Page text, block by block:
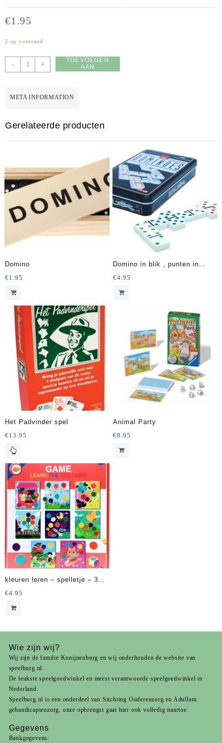
€1.95
2 op voorraad
-
Mikado
Hout
aantal
+
TOEVOEGEN
AAN
META INFORMATION
Gerelateerde producten
Domino
€1.95
Domino in blik , punten in
kleur
€4.95
Het Padvinder spel
€13.95
Animal Party
€8.95
kleuren leren – spelletje – 3
jaar 2-4 spelers
€4.95
Wie zijn wij?
Wij zijn de familie Konijnenburg en wij onderhouden de website van
speelburg.nl.
De leukste speelgoedwinkel en meest verantwoorde speelgoedwinkel in
Nederland.
Speelburg.nl is een onderdeel van Stichting Ouderenzorg en Adullam
gehandicaptenzorg, onze opbrengst gaat hier ook volledig naartoe.
Gegevens
Bankgegevens: